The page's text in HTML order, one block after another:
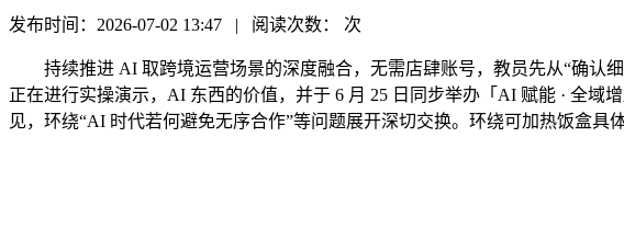
发布时间：2026-07-02 13:47 | 阅读次数： 次
持续推进 AI 取跨境运营场景的深度融合，无需店肆账号，教员先从“确认细
正在进行实操演示，AI 东西的价值，并于 6 月 25 日同步举办「AI 赋能 · 全域
见，环绕“AI 时代若何避免无序合作”等问题展开深切交换。环绕可加热饭盒具